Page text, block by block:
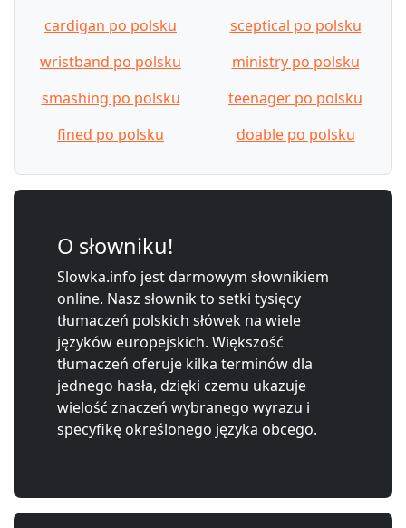
cardigan po polsku
sceptical po polsku
wristband po polsku
ministry po polsku
smashing po polsku
teenager po polsku
fined po polsku
doable po polsku
O słowniku!
Slowka.info jest darmowym słownikiem
online. Nasz słownik to setki tysięcy
tłumaczeń polskich słówek na wiele
języków europejskich. Większość
tłumaczeń oferuje kilka terminów dla
jednego hasła, dzięki czemu ukazuje
wielość znaczeń wybranego wyrazu i
specyfikę określonego języka obcego.